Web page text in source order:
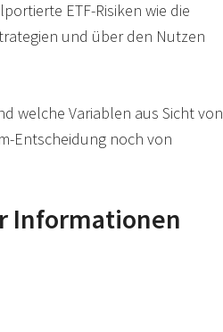
ETF-Risiken wie die
und über den Nutzen
welche Variablen aus Sicht von
Entscheidung noch von
Informationen